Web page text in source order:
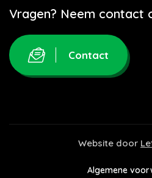
Vragen? Neem contact
Contact
Website door
Algemene